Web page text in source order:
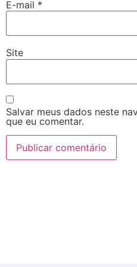
E-mail *
Site
Salvar meus dados neste
que eu comentar.